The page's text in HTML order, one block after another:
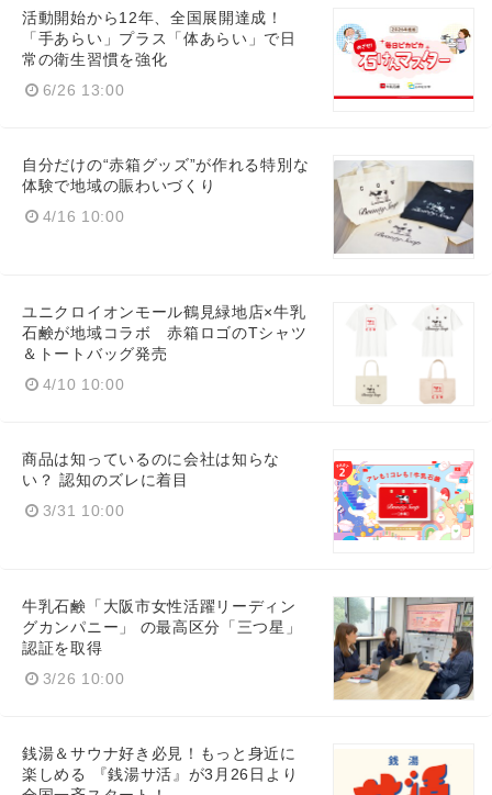
活動開始から12年、全国展開達成！
「手あらい」プラス「体あらい」で日
常の衛生習慣を強化
6/26 13:00
自分だけの“赤箱グッズ”が作れる特別な
体験で地域の賑わいづくり
4/16 10:00
ユニクロイオンモール鶴見緑地店×牛乳
石鹸が地域コラボ 赤箱ロゴのTシャツ
＆トートバッグ発売
4/10 10:00
商品は知っているのに会社は知らな
い？ 認知のズレに着目
3/31 10:00
牛乳石鹸「大阪市女性活躍リーディン
グカンパニー」 の最高区分「三つ星」
認証を取得
3/26 10:00
銭湯＆サウナ好き必見！もっと身近に
楽しめる 『銭湯サ活』が3月26日より